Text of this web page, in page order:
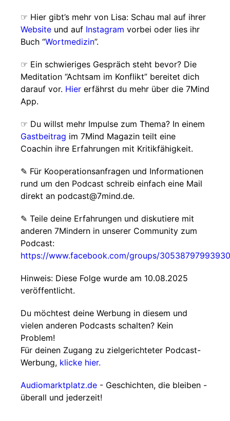
☞ Hier gibt’s mehr von Lisa: Schau mal auf ihrer
Website und auf Instagram vorbei oder lies ihr
Buch “Wortmedizin”.
☞ Ein schwieriges Gespräch steht bevor? Die
Meditation “Achtsam im Konflikt” bereitet dich
darauf vor. Hier erfährst du mehr über die 7Mind
App.
☞ Du willst mehr Impulse zum Thema? In einem
Gastbeitrag im 7Mind Magazin teilt eine
Coachin ihre Erfahrungen mit Kritikfähigkeit.
✎ Für Koope­ra­ti­ons­an­fra­gen und Infor­ma­tio­nen
rund um den Pod­cast schreib ein­fach eine Mail
direkt an podcast@7mind.de.
✎ Teile deine Erfahrungen und diskutiere mit
anderen 7Mindern in unserer Community zum
Podcast:
https://www.facebook.com/groups/
Hinweis: Diese Folge wurde am 10.08.2025
veröffentlicht.
Du möchtest deine Werbung in diesem und
vielen anderen Podcasts schalten? Kein
Problem!
Für deinen Zugang zu zielgerichteter Podcast-
Werbung, klicke hier.
Audiomarktplatz.de - Geschichten, die bleiben -
überall und jederzeit!